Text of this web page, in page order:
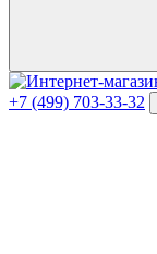
+7 (499) 703-33-32